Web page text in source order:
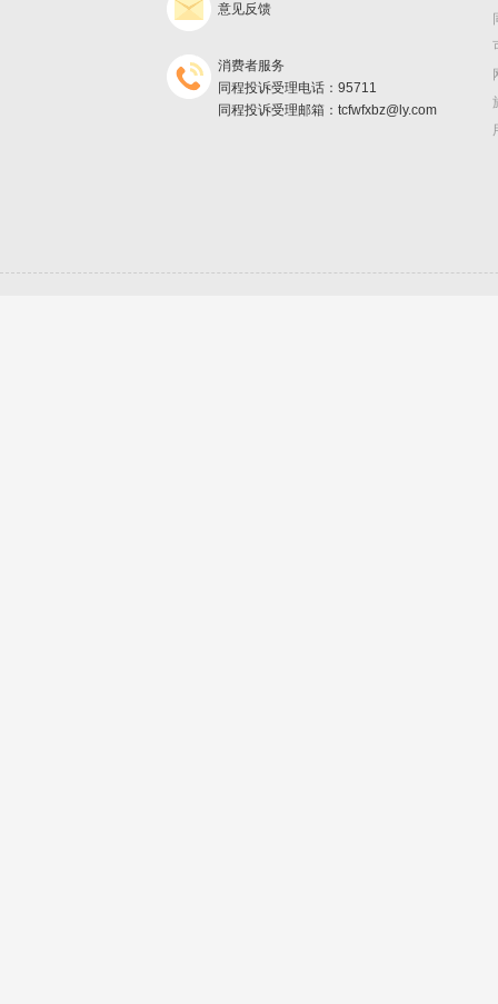
意见反馈
消费者服务
同程投诉受理电话：95711
同程投诉受理邮箱：tcfwfxbz@ly.com